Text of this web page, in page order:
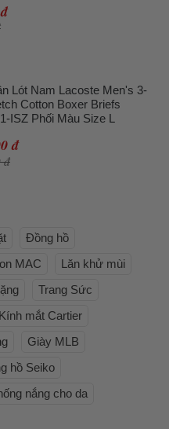
Lót Nam Lacoste Men's 3-
Cotton Boxer Briefs
ISZ Phối Màu Size L
đ
đ
Đồng hồ
MAC
Lăn khử mùi
Trang Sức
Kính mắt Cartier
Giày MLB
hồ Seiko
nắng cho da